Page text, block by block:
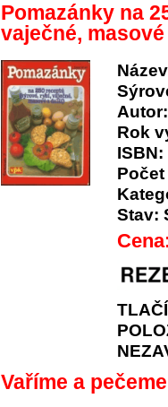
Pomazánky na
vaječné,
Autor:
Rok
ISBN:
Stav:
Vaříme a